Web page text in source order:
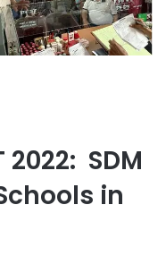
2022: SDM
in